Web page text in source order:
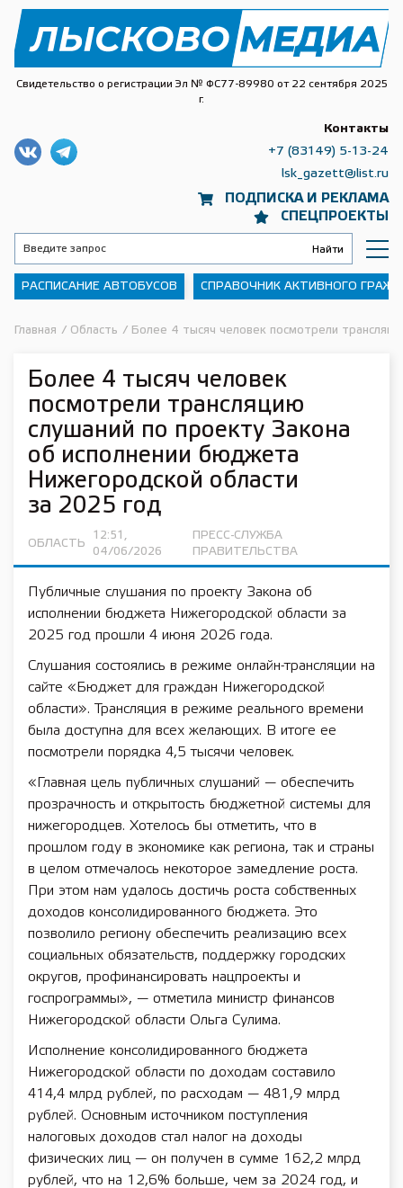
Свидетельство о регистрации Эл № ФС77-89980 от 22 сентября 2025
г.
ПОДПИСКА И РЕКЛАМА
СПЕЦПРОЕКТЫ
Контакты
+7 (83149) 5-13-24
lsk_gazett@list.ru
РАСПИСАНИЕ АВТОБУСОВ СПРАВОЧНИК АКТИВНОГО
Главная / Область / Более 4 тысяч человек посмотрели
Более 4 тысяч человек
посмотрели трансляцию
слушаний по проекту Закона
об исполнении бюджета
Нижегородской области
за 2025 год
ОБЛАСТЬ
12:51,
04/06/2026
ПРЕСС-СЛУЖБА
ПРАВИТЕЛЬСТВА
Публичные слушания по проекту Закона об
исполнении бюджета Нижегородской области за
2025 год прошли 4 июня 2026 года.
Слушания состоялись в режиме онлайн-трансляции на
сайте «Бюджет для граждан Нижегородской
области». Трансляция в режиме реального времени
была доступна для всех желающих. В итоге ее
посмотрели порядка 4,5 тысячи человек.
«Главная цель публичных слушаний — обеспечить
прозрачность и открытость бюджетной системы для
нижегородцев. Хотелось бы отметить, что в
прошлом году в экономике как региона, так и страны
в целом отмечалось некоторое замедление роста.
При этом нам удалось достичь роста собственных
доходов консолидированного бюджета. Это
позволило региону обеспечить реализацию всех
социальных обязательств, поддержку городских
округов, профинансировать нацпроекты и
госпрограммы», — отметила министр финансов
Нижегородской области Ольга Сулима.
Исполнение консолидированного бюджета
Нижегородской области по доходам составило
414,4 млрд рублей, по расходам — 481,9 млрд
рублей. Основным источником поступления
налоговых доходов стал налог на доходы
физических лиц — он получен в сумме 162,2 млрд
рублей, что на 12,6% больше, чем за 2024 год, и